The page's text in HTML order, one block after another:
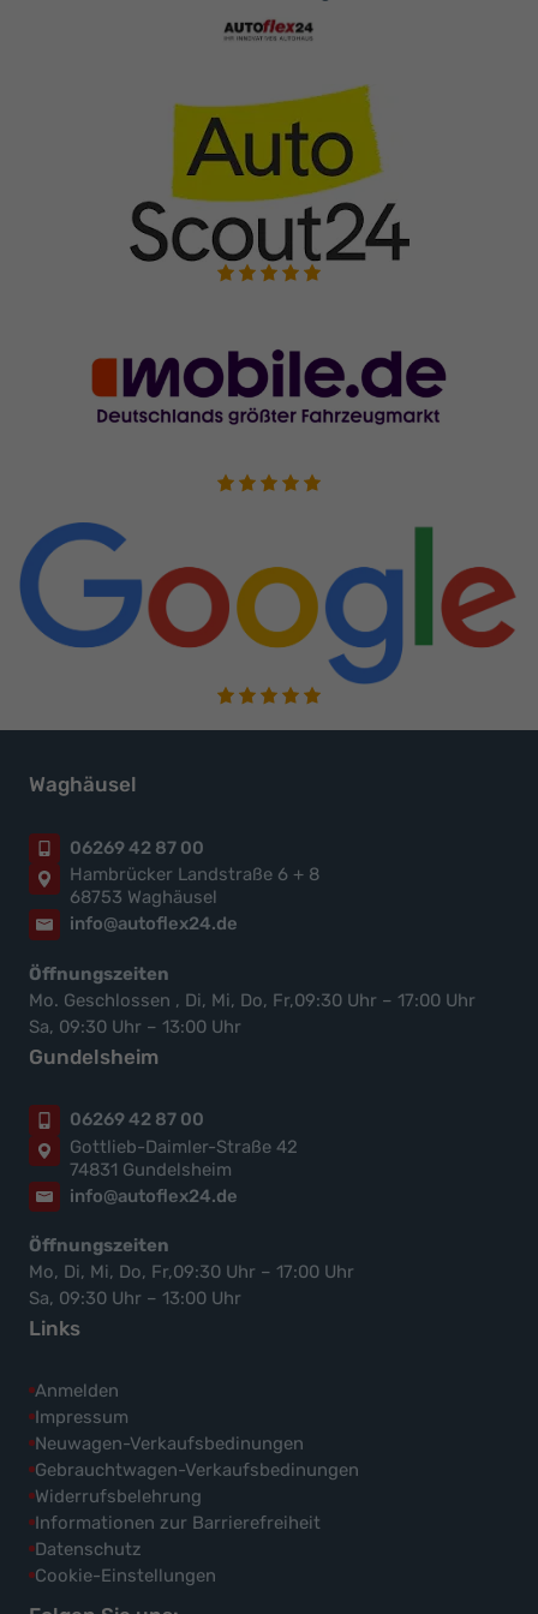
Waghäusel
06269 42 87 00
Hambrücker Landstraße 6 + 8
68753 Waghäusel
info@autoflex24.de
Öffnungszeiten
Mo. Geschlossen , Di, Mi, Do, Fr,09:30 Uhr – 17:00 Uhr
Sa, 09:30 Uhr – 13:00 Uhr
Gundelsheim
06269 42 87 00
Gottlieb-Daimler-Straße 42
74831 Gundelsheim
info@autoflex24.de
Öffnungszeiten
Mo, Di, Mi, Do, Fr,09:30 Uhr – 17:00 Uhr
Sa, 09:30 Uhr – 13:00 Uhr
Links
Anmelden
Impressum
Neuwagen-Verkaufsbedinungen
Gebrauchtwagen-Verkaufsbedinungen
Widerrufsbelehrung
Informationen zur Barrierefreiheit
Datenschutz
Cookie-Einstellungen